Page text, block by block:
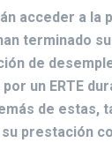
acceder a la
terminado
de
un ERTE
de estas,
su prestación